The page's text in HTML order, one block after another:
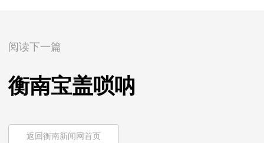
阅读下一篇
衡南宝盖唢呐
返回衡南新闻网首页